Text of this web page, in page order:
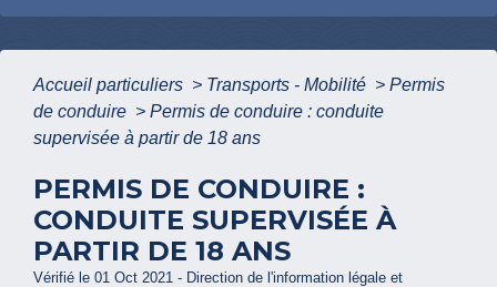
Accueil particuliers > Transports - Mobilité > Permis
de conduire > Permis de conduire : conduite
supervisée à partir de 18 ans
PERMIS DE CONDUIRE :
CONDUITE SUPERVISÉE À
PARTIR DE 18 ANS
Vérifié le 01 Oct 2021 - Direction de l'information légale et